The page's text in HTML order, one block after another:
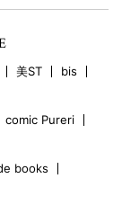
美ST
bis
comic Pureri
books